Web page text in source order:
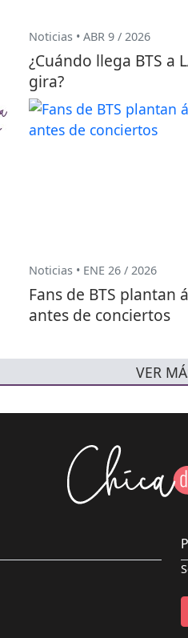
Noticias • ABR 9 / 2026
¿Cuándo llega BTS a
gira?
Noticias • ENE 26 / 2026
Fans de BTS plantan
antes de conciertos
VER